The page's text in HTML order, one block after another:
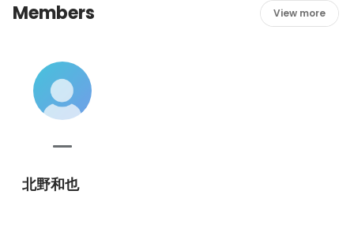
Members View more
北野和也